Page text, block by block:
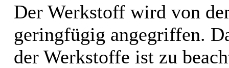
Der Werkstoff wird von
geringfügig angegriffen.
der Werkstoffe ist zu